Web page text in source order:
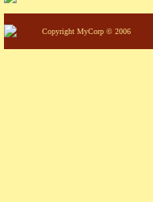
Copyright MyCorp © 2006